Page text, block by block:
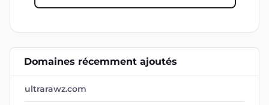
Domaines récemment ajoutés
ultrarawz.com